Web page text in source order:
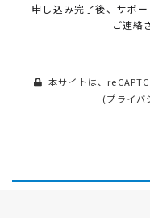
申し込み完了後、サポ
ご連絡
本サイトは、
(プライバ